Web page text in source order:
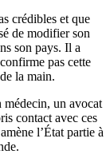
crédibles et que
de modifier son
son pays. Il a
pas cette
la main.
médecin, un avocat
contact avec ces
l’État partie à